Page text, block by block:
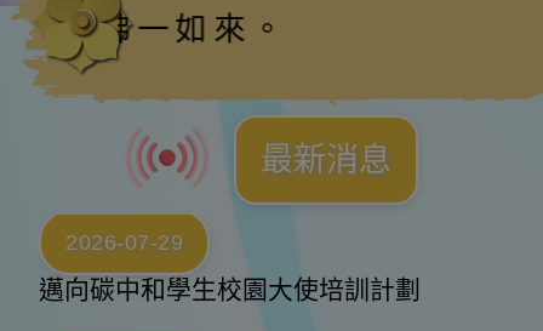
一如來。
最新消息
2026-07-29
邁向碳中和學生校園大使培訓計劃